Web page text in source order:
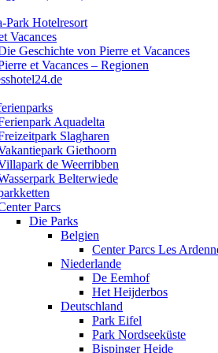
Park Hotelresort
Vacances
Geschichte von Pierre et Vacances
et Vacances – Regionen
Aquadelta
Slagharen
Giethoorn
de Weerribben
Belterwiede
Parcs
Die Parks
Belgien
Center Parcs Les
Niederlande
De Eemhof
Het Heijderbos
Deutschland
Park Eifel
Park Nordseeküste
Bispinger Heide